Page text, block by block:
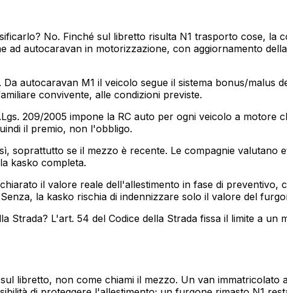
No. Finché sul libretto risulta N1 trasporto cose, la
autocaravan in motorizzazione, con aggiornamento
autocaravan M1 il veicolo segue il sistema bonus/malus
convivente, alle condizioni previste.
209/2005 impone la RC auto per ogni veicolo a motore
il premio, non l'obbligo.
soprattutto se il mezzo è recente. Le compagnie valutano
kasko completa.
il valore reale dell'allestimento in fase di
la kasko rischia di indennizzare solo il valore del
L'art. 54 del Codice della Strada fissa il limite a un
libretto, non come chiami il mezzo. Un van immatricolato